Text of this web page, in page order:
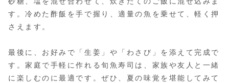
す。冷めた酢飯を手で握り、適量の魚を乗せて、軽く押
さえます。
最後に、お好みで「生姜」や「わさび」を添えて完成で
す。家庭で手軽に作れる旬魚寿司は、家族や友人と一緒
に楽しむのに最適です。ぜひ、夏の味覚を堪能してみて